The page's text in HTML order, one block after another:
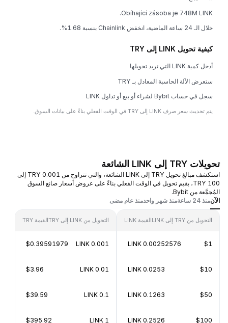
Obíhající zásoba je 748M LINK.
خلال الـ 24 ساعة الماضية، انخفض Chainlink بنسبة 1.68%.
كيفية تحويل LINK إلى TRY
أدخل كمية LINK التي تريد تحويلها
ستعرض الآلة الحاسبة المعادل بـ TRY
سجل في حساب Bybit لشراء أو بيع أو تداول LINK
يتم تحديث سعر صرف LINK إلى TRY في الوقت الفعلي بناءً على بيانات السوق.
تحويلات TRY إلى LINK الشائعة
استكشف مبالغ تحويل TRY إلى LINK الشائعة، والتي تتراوح من 0.001 TRY إلى
100 TRY، بقيم تحويل في الوقت الفعلي بناءً على عروض أسعار صانع السوق
المُجمَّعة من Bybit.
الآنمنذ 24 ساعة منذ شهر واحدمنذ عام مضى
التحويل من TRY إلى LINK القيمة LINK
$1
0.00252576 LINK
$10
0.0253 LINK
$50
0.1263 LINK
$100
0.2526 LINK
التحويل من LINK إلى TRY القيمة TRY
0.001 LINK
$0.39591979
0.01 LINK
$3.96
0.1 LINK
$39.59
1 LINK
$395.92